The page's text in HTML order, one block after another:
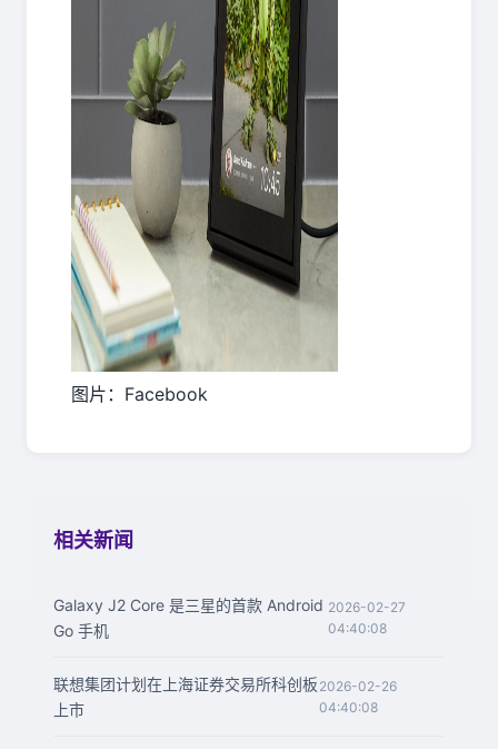
图片：Facebook
相关新闻
Galaxy J2 Core 是三星的首款 Android
Go 手机
2026-02-27
04:40:08
联想集团计划在上海证券交易所科创板
上市
2026-02-26
04:40:08